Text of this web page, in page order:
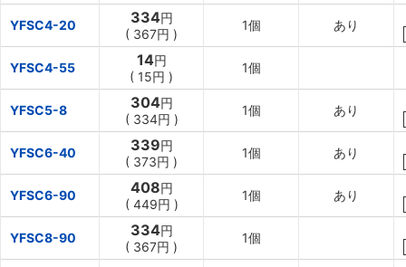
YFSC4-20 334円
( 367円 )
1個 あり
YFSC4-55 14円
( 15円 )
1個
YFSC5-8 304円
( 334円 )
1個 あり
YFSC6-40 339円
( 373円 )
1個 あり
YFSC6-90 408円
( 449円 )
1個 あり
YFSC8-90 334円
( 367円 )
1個